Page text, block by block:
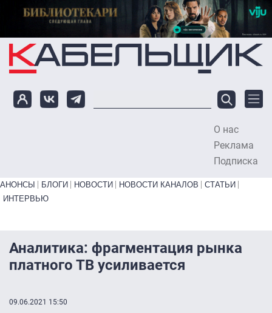
Перейти к основному содержанию
О нас
Реклама
Подписка
Primary links bottom
АНОНСЫ БЛОГИ НОВОСТИ НОВОСТИ КАНАЛОВ
СТАТЬИ
ИНТЕРВЬЮ
Аналитика: фрагментация рынка
платного ТВ усиливается
09.06.2021 15:50